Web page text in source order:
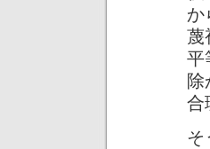
か
蔑
平
除
合
そ